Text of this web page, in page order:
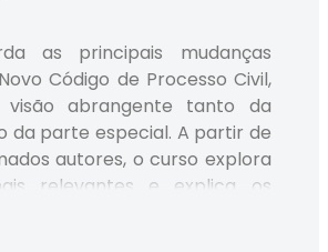
as principais mudanças
Código de Processo Civil,
visão abrangente tanto da
da parte especial. A partir de
autores, o curso explora
relevantes e explica os
civil, proporcionando